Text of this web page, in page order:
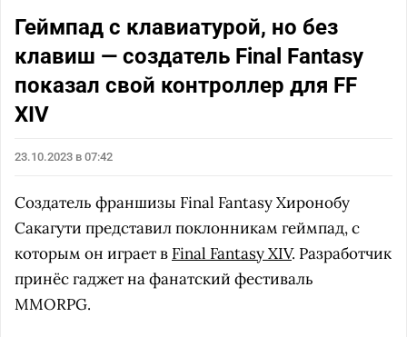
Геймпад с клавиатурой, но без
клавиш — создатель Final Fantasy
показал свой контроллер для FF
XIV
23.10.2023 в 07:42
Создатель франшизы Final Fantasy Хиронобу
Сакагути представил поклонникам геймпад, с
которым он играет в Final Fantasy XIV. Разработчик
принёс гаджет на фанатский фестиваль
MMORPG.